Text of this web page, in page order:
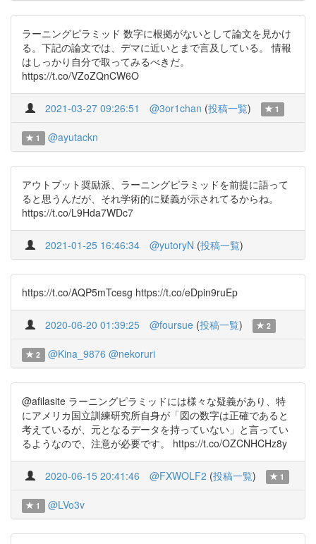
ラーニングピラミッド 数字に根拠がないとして論文を見かけ
る。下記の論文では、デマに近いとまで言及している。 情報
はしっかり自分で取ってみるべきだ。
https://t.co/VZoZQnCW6O
2021-03-27 09:26:51 @3or1chan (投稿一覧) 1
1 @ayutackn
アウトプット奨励派、ラーニングピラミッドを前提に語って
ると思うんだが、それ学術的に疑義が示されてるからね。
https://t.co/L9Hda7WDc7
2021-01-25 16:46:34 @yutoryN (投稿一覧)
https://t.co/AQP5mTcesg https://t.co/eDpin9ruEp
2020-06-20 01:39:25 @foursue (投稿一覧) 2
2 @Kina_9876 @nekoruri
@afilasite ラーニングピラミッドには様々な疑義があり、特
にアメリカ国立訓練研究所自身が「図の数字は正確であると
考えているが、元となるデータを持っていない」と言ってい
るようなので、注意が必要です。 https://t.co/OZCNHCHz8y
2020-06-15 20:41:46 @FXWOLF2 (投稿一覧) 1
1 @LVo3v